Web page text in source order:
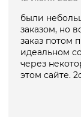
были
заказом, но
заказ потом
идеальном
через
этом сайте.